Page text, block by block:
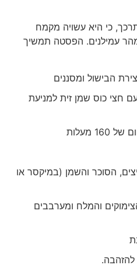
כי היא עשויה מקמח
עמילנים. הפסטה תמשיך
הבישול ומסננים
כוס שמן זית למניעת
הסוכר והשמן (במיקסר או
והמלח ומערבבים